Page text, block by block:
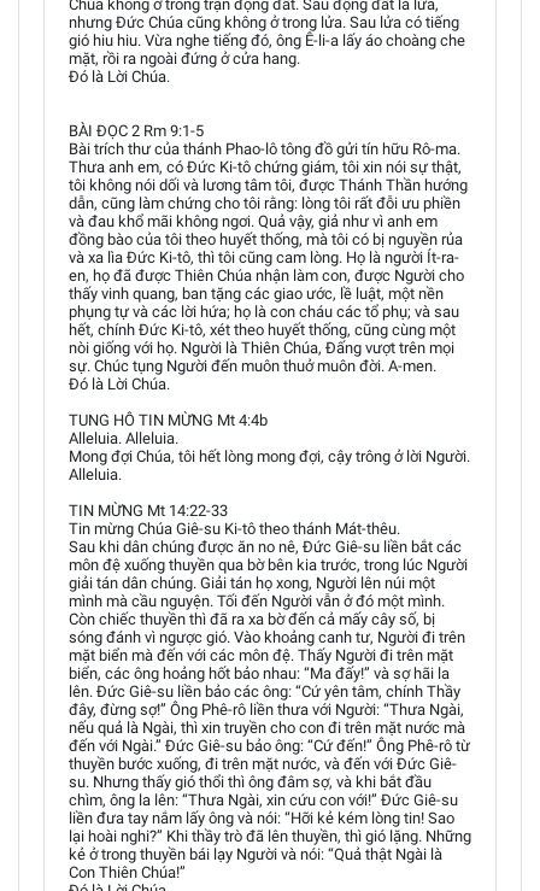
Chúa không ở trong trận động đất. Sau động đất là lửa,
nhưng Đức Chúa cũng không ở trong lửa. Sau lửa có tiếng
gió hiu hiu. Vừa nghe tiếng đó, ông Ê-li-a lấy áo choàng che
mặt, rồi ra ngoài đứng ở cửa hang.
Đó là Lời Chúa.
BÀI ĐỌC 2 Rm 9:1-5
Bài trích thư của thánh Phao-lô tông đồ gửi tín hữu Rô-ma.
Thưa anh em, có Đức Ki-tô chứng giám, tôi xin nói sự thật,
tôi không nói dối và lương tâm tôi, được Thánh Thần hướng
dẫn, cũng làm chứng cho tôi rằng: lòng tôi rất đỗi ưu phiền
và đau khổ mãi không ngơi. Quả vậy, giả như vì anh em
đồng bào của tôi theo huyết thống, mà tôi có bị nguyền rủa
và xa lìa Đức Ki-tô, thì tôi cũng cam lòng. Họ là người Ít-ra-
en, họ đã được Thiên Chúa nhận làm con, được Người cho
thấy vinh quang, ban tặng các giao ước, lề luật, một nền
phụng tự và các lời hứa; họ là con cháu các tổ phụ; và sau
hết, chính Đức Ki-tô, xét theo huyết thống, cũng cùng một
nòi giống với họ. Người là Thiên Chúa, Đấng vượt trên mọi
sự. Chúc tụng Người đến muôn thuở muôn đời. A-men.
Đó là Lời Chúa.
TUNG HÔ TIN MỪNG Mt 4:4b
Alleluia. Alleluia.
Mong đợi Chúa, tôi hết lòng mong đợi, cậy trông ở lời Người.
Alleluia.
TIN MỪNG Mt 14:22-33
Tin mừng Chúa Giê-su Ki-tô theo thánh Mát-thêu.
Sau khi dân chúng được ăn no nê, Đức Giê-su liền bắt các
môn đệ xuống thuyền qua bờ bên kia trước, trong lúc Người
giải tán dân chúng. Giải tán họ xong, Người lên núi một
mình mà cầu nguyện. Tối đến Người vẫn ở đó một mình.
Còn chiếc thuyền thì đã ra xa bờ đến cả mấy cây số, bị
sóng đánh vì ngược gió. Vào khoảng canh tư, Người đi trên
mặt biển mà đến với các môn đệ. Thấy Người đi trên mặt
biển, các ông hoảng hốt bảo nhau: “Ma đấy!” và sợ hãi la
lên. Đức Giê-su liền bảo các ông: “Cứ yên tâm, chính Thầy
đây, đừng sợ!” Ông Phê-rô liền thưa với Người: “Thưa Ngài,
nếu quả là Ngài, thì xin truyền cho con đi trên mặt nước mà
đến với Ngài.” Đức Giê-su bảo ông: “Cứ đến!” Ông Phê-rô từ
thuyền bước xuống, đi trên mặt nước, và đến với Đức Giê-
su. Nhưng thấy gió thổi thì ông đâm sợ, và khi bắt đầu
chìm, ông la lên: “Thưa Ngài, xin cứu con với!” Đức Giê-su
liền đưa tay nắm lấy ông và nói: “Hỡi kẻ kém lòng tin! Sao
lại hoài nghi?” Khi thầy trò đã lên thuyền, thì gió lặng. Những
kẻ ở trong thuyền bái lạy Người và nói: “Quả thật Ngài là
Con Thiên Chúa!”